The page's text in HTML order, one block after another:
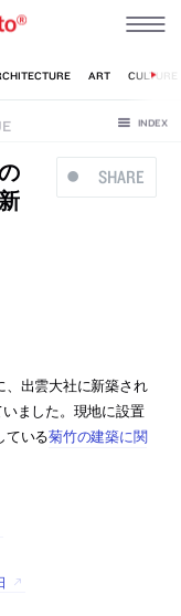
SHARE
出雲大社に新築され
ました。現地に設置
ている菊竹の建築に関